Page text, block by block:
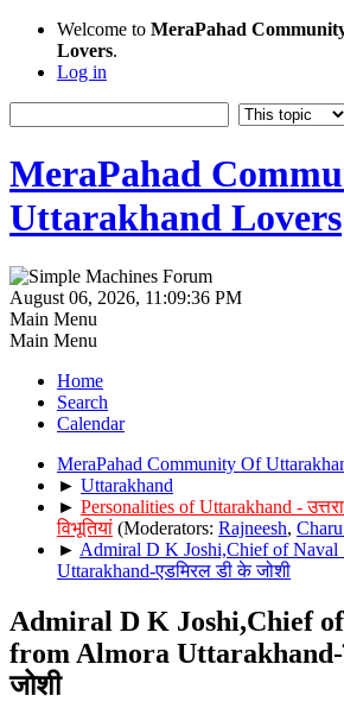
Welcome to MeraPahad
Lovers.
Log in
MeraPahad
Uttarakhand Lovers
August 06, 2026, 11:09:36 PM
Main Menu
Main Menu
Home
Search
Calendar
MeraPahad Community Of
► Uttarakhand
► Personalities of Uttarakhand -
विभूतियां (Moderators: Rajneesh,
► Admiral D K Joshi,Chief of Naval
Uttarakhand-एडमिरल डी के जोशी
Admiral D K Joshi,Chief
from Almora Uttarakhand-
जोशी